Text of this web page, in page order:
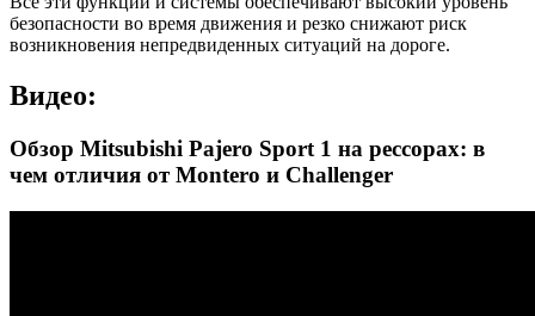
безопасности во время движения и резко снижают риск
возникновения непредвиденных ситуаций на дороге.
Видео:
Обзор Mitsubishi Pajero Sport 1 на рессорах: в
чем отличия от Montero и Challenger